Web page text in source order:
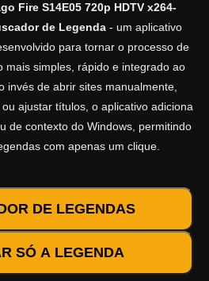
Fire S14E05 720p HDTV x264-
de Legenda - um aplicativo
para tornar o processo de
mais simples, rápido e integrado ao
invés de abrir sites manualmente,
ajustar títulos, o aplicativo adiciona
de contexto do Windows, permitindo
com apenas um clique.
DE LEGENDAS
SÓ A LEGENDA